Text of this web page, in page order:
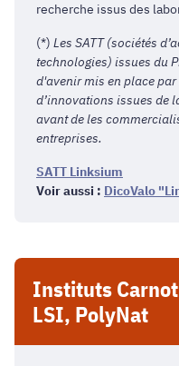
recherche issus des
(*) Les SATT (sociétés
technologies) issues du
d'avenir mis en place
d’innovations issues de
avant de les
entreprises.
SATT Linksium
Voir aussi : DicoValo
Instituts
LSI, PolyNat